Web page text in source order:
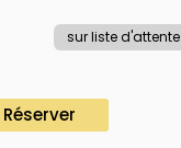
sur liste d'attente
Réserver